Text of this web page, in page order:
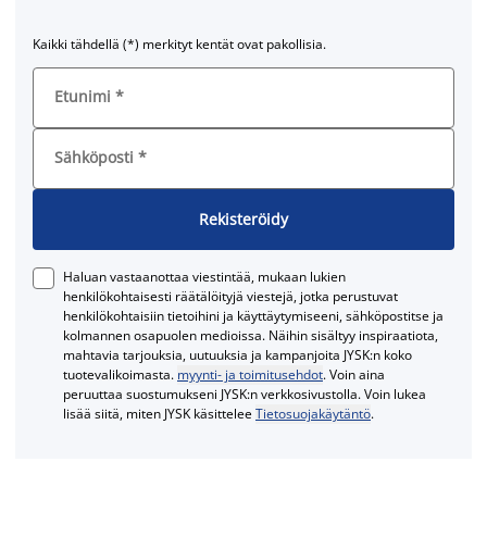
Kaikki tähdellä (*) merkityt kentät ovat pakollisia.
Etunimi *
Sähköposti *
Rekisteröidy
Haluan vastaanottaa viestintää, mukaan lukien
henkilökohtaisesti räätälöityjä viestejä, jotka perustuvat
henkilökohtaisiin tietoihini ja käyttäytymiseeni, sähköpostitse ja
kolmannen osapuolen medioissa. Näihin sisältyy inspiraatiota,
mahtavia tarjouksia, uutuuksia ja kampanjoita JYSK:n koko
tuotevalikoimasta. myynti- ja toimitusehdot. Voin aina
peruuttaa suostumukseni JYSK:n verkkosivustolla. Voin lukea
lisää siitä, miten JYSK käsitteleeTietosuojakäytäntö.